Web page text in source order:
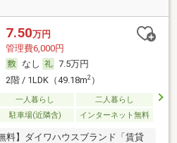
7.50万円
管理費6,000円
なし
7.5万円
2階 / 1LDK（49.18m2）
一人暮らし
二人暮らし
駐車場(近隣含) インターネット無料
料】ダイワハウスブランド「賃貸